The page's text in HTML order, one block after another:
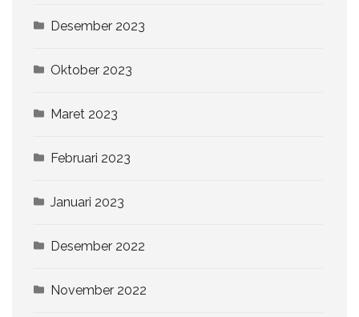
Desember 2023
Oktober 2023
Maret 2023
Februari 2023
Januari 2023
Desember 2022
November 2022